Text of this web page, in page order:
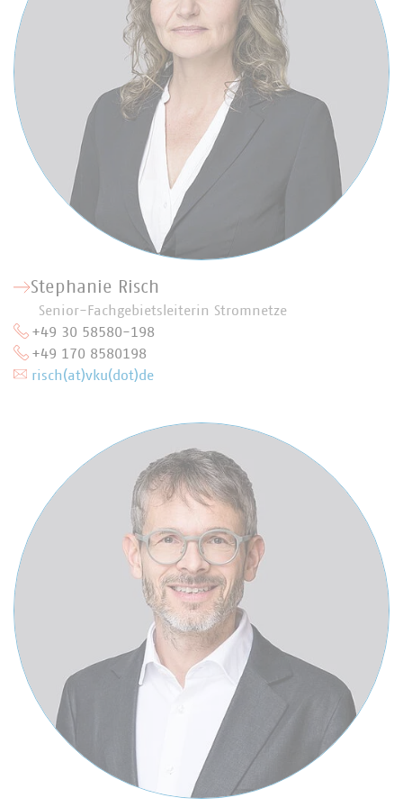
Stephanie Risch
Senior-Fachgebietsleiterin Stromnetze
+49 30 58580-198
+49 170 8580198
risch(at)vku(dot)de